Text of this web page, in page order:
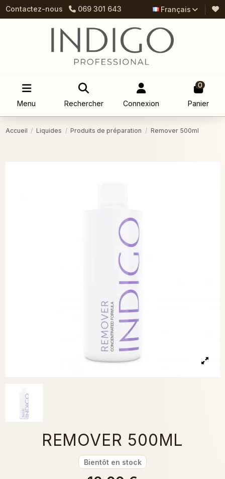
Contactez-nous 069 301 643 Français
Menu Rechercher Connexion
0
Panier
Accueil Liquides Produits de préparation Remover 500ml
REMOVER 500ML
Bientôt en stock